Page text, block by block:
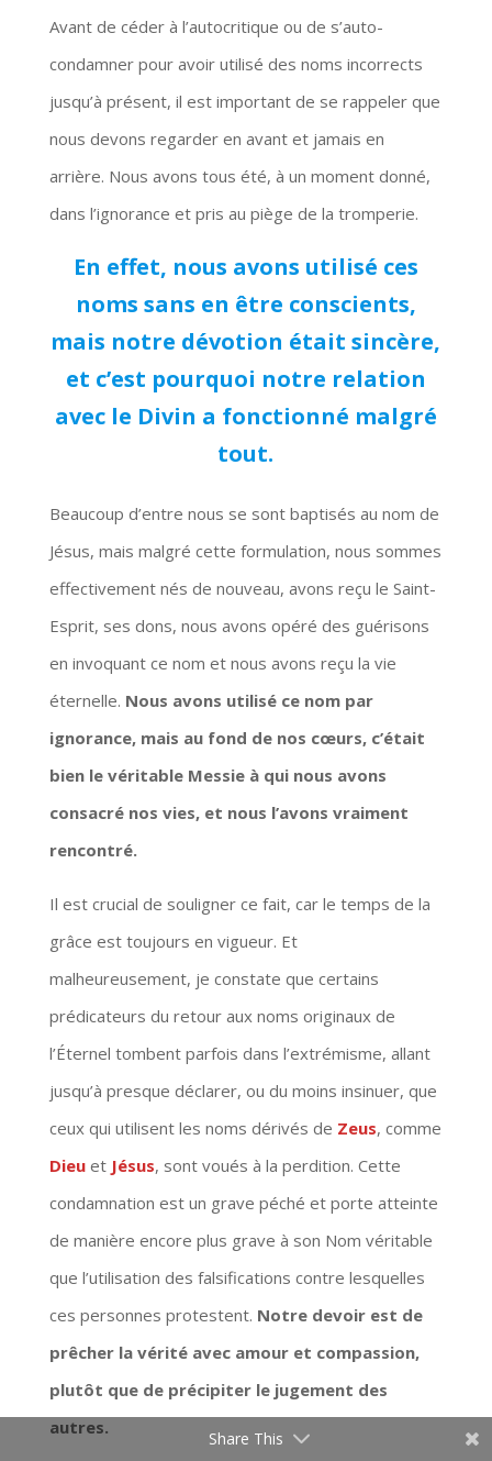
Avant de céder à l’autocritique ou de s’auto-
condamner pour avoir utilisé des noms incorrects
jusqu’à présent, il est important de se rappeler que
nous devons regarder en avant et jamais en
arrière. Nous avons tous été, à un moment donné,
dans l’ignorance et pris au piège de la tromperie.
En effet, nous avons utilisé ces
noms sans en être conscients,
mais notre dévotion était sincère,
et c’est pourquoi notre relation
avec le Divin a fonctionné malgré
tout.
Beaucoup d’entre nous se sont baptisés au nom de
Jésus, mais malgré cette formulation, nous sommes
effectivement nés de nouveau, avons reçu le Saint-
Esprit, ses dons, nous avons opéré des guérisons
en invoquant ce nom et nous avons reçu la vie
éternelle. Nous avons utilisé ce nom par
ignorance, mais au fond de nos cœurs, c’était
bien le véritable Messie à qui nous avons
consacré nos vies, et nous l’avons vraiment
rencontré.
Il est crucial de souligner ce fait, car le temps de la
grâce est toujours en vigueur. Et
malheureusement, je constate que certains
prédicateurs du retour aux noms originaux de
l’Éternel tombent parfois dans l’extrémisme, allant
jusqu’à presque déclarer, ou du moins insinuer, que
ceux qui utilisent les noms dérivés de Zeus, comme
Dieuet Jésus, sont voués à la perdition. Cette
condamnation est un grave péché et porte atteinte
de manière encore plus grave à son Nom véritable
que l’utilisation des falsifications contre lesquelles
ces personnes protestent. Notre devoir est de
prêcher la vérité avec amour et compassion,
plutôt que de précipiter le jugement des
autres.
Share This